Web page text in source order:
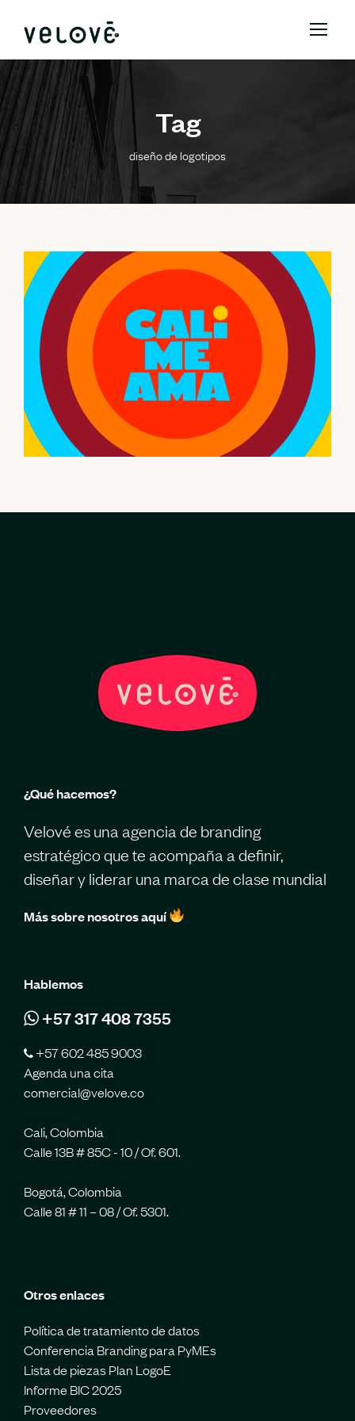
Tag
diseño de logotipos
¿Qué hacemos?
Velové es una agencia de branding
estratégico que te acompaña a definir,
diseñar y liderar una marca de clase mundial
Más sobre nosotros aquí
Hablemos
+57 317 408 7355
+57 602 485 9003
Agenda una cita
comercial@velove.co
Cali, Colombia
Calle 13B # 85C - 10 / Of. 601.
Bogotá, Colombia
Calle 81 # 11 – 08 / Of. 5301.
Otros enlaces
Política de tratamiento de datos
Conferencia Branding para PyMEs
Lista de piezas Plan LogoE
Informe BIC 2025
Proveedores